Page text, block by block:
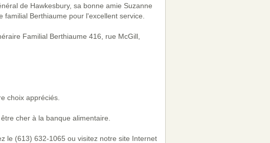
de Hawkesbury, sa bonne amie Suzanne
Berthiaume pour l'excellent service.
Familial Berthiaume 416, rue McGill,
choix appréciés.
cher à la banque alimentaire.
le (613) 632-1065 ou visitez notre site Internet